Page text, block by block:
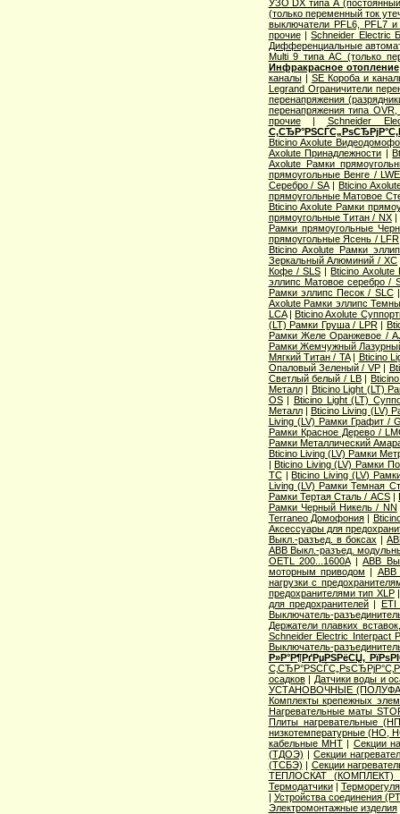
УЗО DX типа А
(только переменный ток
выключатели PFL6, PFL7 и
прочие|Schneider Electric
Дифференциальные
Multi 9 типа АС (только
Инфракрасное отопление
каналы| SE Короба и
Legrand Ограничители
перенапряжения
перенапряжения типа
прочие|Schneider
Bticino Axolute
Axolute Принадлежности |
Axolute Рамки
прямоугольные Венге / LWE
Серебро / SA|Bticino
прямоугольные Матовое
Bticino Axolute Рамки
прямоугольные Титан / NX|
Рамки прямоугольные
прямоугольные Ясень / LFR
Bticino Axolute Рамки
Зеркальный Алюминий / XC
Кофе / SLS|Bticino Axolute
эллипс Матовое серебро /
Рамки эллипс Песок / SLC
Axolute Рамки эллипс
LCA|Bticino Axolute
(LT) Рамки Груша / LPR|
Рамки Желе Оранжевое /
Рамки Жемчужный
Мягкий Титан / TA| Bticino
Опаловый Зеленый / VP|
Светлый белый / LB|
Металл| Bticino Light (LT)
OS| Bticino Light (LT)
Металл|Bticino Living (LV)
Living (LV) Рамки Графит /
Рамки Красное Дерево /
Рамки Металлический
Bticino Living (LV) Рамки
|Bticino Living (LV) Рамки
TC|Bticino Living (LV)
Living (LV) Рамки Темная
Рамки Тертая Сталь / ACS|
Рамки Черный Никель / NN
Terraneo Домофония|
Аксессуары для
Выкл.-разъед. в боксах |
ABB Выкл.-разъед.
OETL 200...1600A| ABB
моторным приводом | ABB
нагрузки с
предохранителями тип XLP
для предохранителей| ETI
Выключатель-
Держатели плавких
Schneider Electric Interpact
Выключатель-
Р»Р°Р¶РґРµРЅРёСЏ,
осадков| Датчики воды и
УСТАНОВОЧНЫЕ
Комплекты крепежных
Нагревательные маты
Плиты нагревательные
низкотемпературные
кабельные МНТ| Секции
(ТДОЭ) |Секции
(ТСБЭ) | Секции
ТЕПЛОСКАТ (КОМПЛЕКТ)
Термодатчики|
| Устройства соединения
Электромонтажные изделия